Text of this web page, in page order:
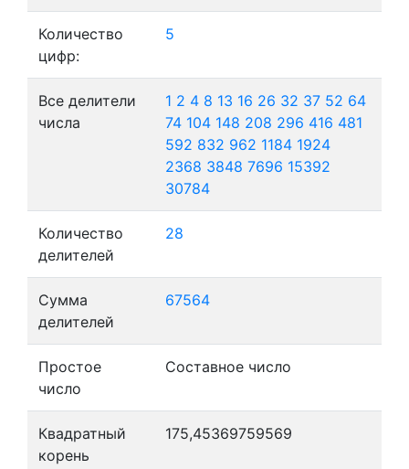
Количество
цифр:
5
Все делители
числа
1 2 4 8 13 16 26 32 37 52 64
74 104 148 208 296 416 481
592 832 962 1184 1924
2368 3848 7696 15392
30784
Количество
делителей
28
Сумма
делителей
67564
Простое
число
Составное число
Квадратный
корень
175,45369759569